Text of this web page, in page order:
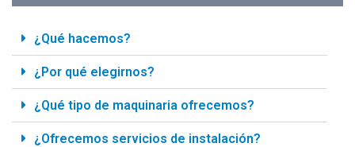
¿Qué hacemos?
¿Por qué elegirnos?
¿Qué tipo de maquinaria ofrecemos?
¿Ofrecemos servicios de instalación?